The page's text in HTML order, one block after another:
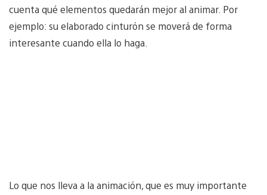
cuenta qué elementos quedarán mejor al animar. Por
ejemplo: su elaborado cinturón se moverá de forma
interesante cuando ella lo haga.
Lo que nos lleva a la animación, que es muy importante